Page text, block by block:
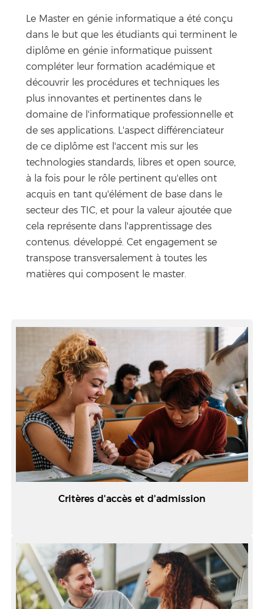
Le Master en génie informatique a été conçu
dans le but que les étudiants qui terminent le
diplôme en génie informatique puissent
compléter leur formation académique et
découvrir les procédures et techniques les
plus innovantes et pertinentes dans le
domaine de l'informatique professionnelle et
de ses applications. L'aspect différenciateur
de ce diplôme est l'accent mis sur les
technologies standards, libres et open source,
à la fois pour le rôle pertinent qu'elles ont
acquis en tant qu'élément de base dans le
secteur des TIC, et pour la valeur ajoutée que
cela représente dans l'apprentissage des
contenus. développé. Cet engagement se
transpose transversalement à toutes les
matières qui composent le master.
Critères d'accès et d'admission